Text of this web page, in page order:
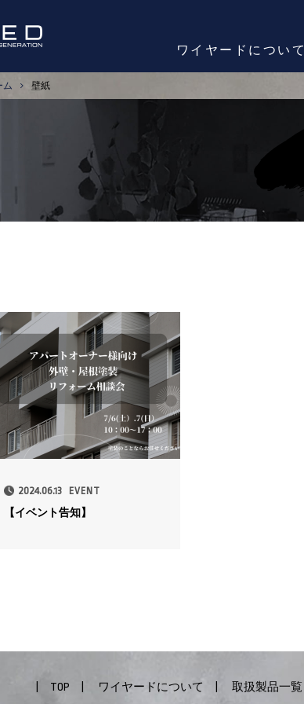
ワイヤードについて
ム 壁紙
2024.06.13 EVENT
【イベント告知】
TOP ワイヤードについて 取扱製品一覧